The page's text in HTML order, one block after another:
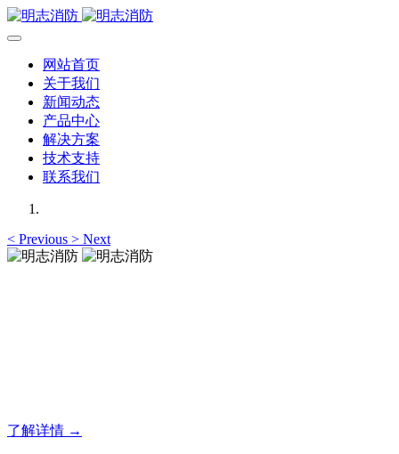
网站首页
关于我们
新闻动态
产品中心
解决方案
技术支持
联系我们
< Previous > Next
了解详情 →